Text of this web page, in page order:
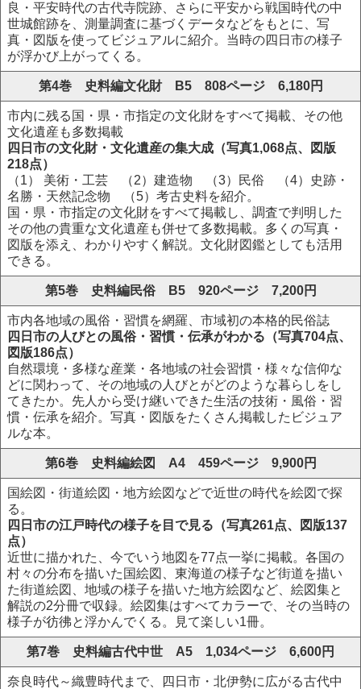
良・平安時代の古代寺院跡、さらに平安から戦国時代の中
世城館跡を、測量調査に基づくデータなどをもとに、写
真・図版を使ってビジュアルに紹介。当時の四日市の様子
が浮かび上がってくる。
第4巻 史料編文化財 B5 808ページ 6,180円
市内に残る国・県・市指定の文化財をすべて掲載、その他
文化遺産も多数掲載
四日市の文化財・文化遺産の集大成（写真1,068点、図版
218点）
（1） 美術・工芸 （2）建造物 （3）民俗 （4）史跡・
名勝・天然記念物 （5）考古史料を紹介。
国・県・市指定の文化財をすべて掲載し、調査で判明した
その他の貴重な文化遺産も併せて多数掲載。多くの写真・
図版を添え、わかりやすく解説。文化財図鑑としても活用
できる。
第5巻 史料編民俗 B5 920ページ 7,200円
市内各地域の風俗・習慣を網羅、市域初の本格的民俗誌
四日市の人びとの風俗・習慣・伝承がわかる（写真704点、
図版186点）
自然環境・多様な産業・各地域の社会習慣・様々な信仰な
どに関わって、その地域の人びとがどのような暮らしをし
てきたか。先人から受け継いできた生活の技術・風俗・習
慣・伝承を紹介。写真・図版をたくさん掲載したビジュア
ルな本。
第6巻 史料編絵図 A4 459ページ 9,900円
国絵図・街道絵図・地方絵図などで近世の時代を絵図で探
る。
四日市の江戸時代の様子を目で見る（写真261点、図版137
点）
近世に描かれた、今でいう地図を77点一挙に掲載。各国の
村々の分布を描いた国絵図、東海道の様子など街道を描い
た街道絵図、地域の様子を描いた地方絵図など、絵図集と
解説の2分冊で収録。絵図集はすべてカラーで、その当時の
様子が彷彿と浮かんでくる。見て楽しい1冊。
第7巻 史料編古代中世 A5 1,034ページ 6,600円
奈良時代～織豊時代まで、四日市・北伊勢に広がる古代中